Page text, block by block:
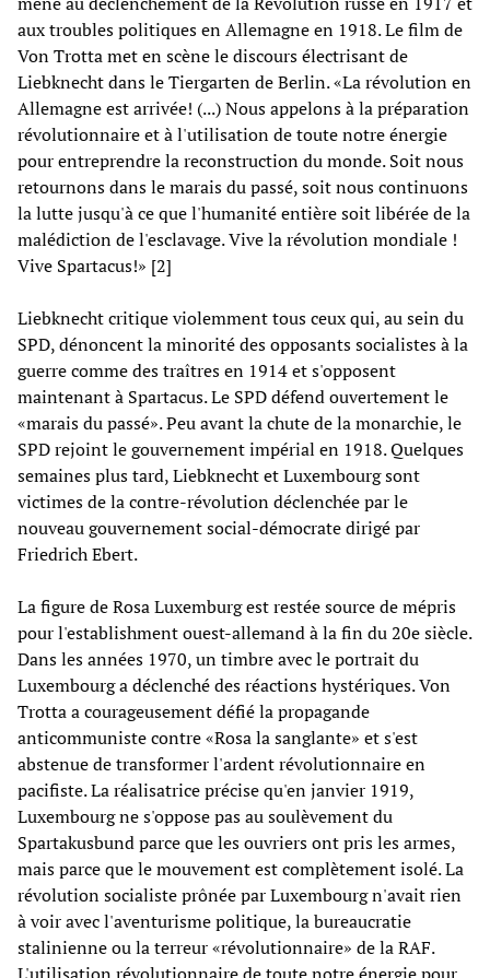
aux troubles politiques en Allemagne en 1918. Le film de
Von Trotta met en scène le discours électrisant de
Liebknecht dans le Tiergarten de Berlin. «La révolution en
Allemagne est arrivée! (...) Nous appelons à la préparation
révolutionnaire et à l'utilisation de toute notre énergie
pour entreprendre la reconstruction du monde. Soit nous
retournons dans le marais du passé, soit nous continuons
la lutte jusqu'à ce que l'humanité entière soit libérée de la
malédiction de l'esclavage. Vive la révolution mondiale !
Vive Spartacus!» [2]
Liebknecht critique violemment tous ceux qui, au sein du
SPD, dénoncent la minorité des opposants socialistes à la
guerre comme des traîtres en 1914 et s'opposent
maintenant à Spartacus. Le SPD défend ouvertement le
«marais du passé». Peu avant la chute de la monarchie, le
SPD rejoint le gouvernement impérial en 1918. Quelques
semaines plus tard, Liebknecht et Luxembourg sont
victimes de la contre-révolution déclenchée par le
nouveau gouvernement social-démocrate dirigé par
Friedrich Ebert.
La figure de Rosa Luxemburg est restée source de mépris
pour l'establishment ouest-allemand à la fin du 20e siècle.
Dans les années 1970, un timbre avec le portrait du
Luxembourg a déclenché des réactions hystériques. Von
Trotta a courageusement défié la propagande
anticommuniste contre «Rosa la sanglante» et s'est
abstenue de transformer l'ardent révolutionnaire en
pacifiste. La réalisatrice précise qu'en janvier 1919,
Luxembourg ne s'oppose pas au soulèvement du
Spartakusbund parce que les ouvriers ont pris les armes,
mais parce que le mouvement est complètement isolé. La
révolution socialiste prônée par Luxembourg n'avait rien
à voir avec l'aventurisme politique, la bureaucratie
stalinienne ou la terreur «révolutionnaire» de la RAF.